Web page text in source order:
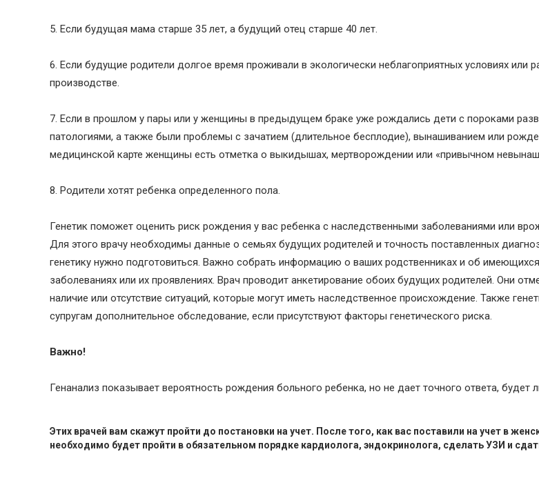
5. Если будущая мама старше 35 лет, а будущий отец старше 40 лет.
6. Если будущие родители долгое время проживали в экологически неблагоприятных условиях или
производстве.
7. Если в прошлом у пары или у женщины в предыдущем браке уже рождались дети с пороками
патологиями, а также были проблемы с зачатием (длительное бесплодие), вынашиванием или
медицинской карте женщины есть отметка о выкидышах, мертворождении или «привычном
8. Родители хотят ребенка определенного пола.
Генетик поможет оценить риск рождения у вас ребенка с наследственными заболеваниями или
Для этого врачу необходимы данные о семьях будущих родителей и точность поставленных
генетику нужно подготовиться. Важно собрать информацию о ваших родственниках и об
заболеваниях или их проявлениях. Врач проводит анкетирование обоих будущих родителей. Они
наличие или отсутствие ситуаций, которые могут иметь наследственное происхождение. Также
супругам дополнительное обследование, если присутствуют факторы генетического риска.
Важно!
Генанализ показывает вероятность рождения больного ребенка, но не дает точного ответа, будет
Этих врачей вам скажут пройти до постановки на учет. После того, как вас поставили на учет в
необходимо будет пройти в обязательном порядке кардиолога, эндокринолога, сделать УЗИ и